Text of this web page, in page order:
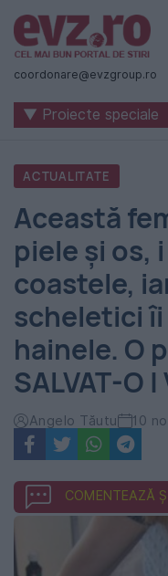
Știri
naționale
internaționale
România
-
Evenimentul
Zilei
coordonare@evzgroup.ro
▼ Proiecte speciale
ACTUALITATE
Această
piele şi os,
coastele,
scheletici
hainele. O
SALVAT-O |
Angelo Tăutu 10
COMENTEAZĂ